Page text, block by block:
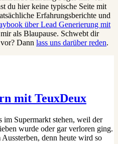
du hier keine typische Seite mit
Erfahrungsberichte und
über Lead Generierung mit
als Blaupause. Schwebt dir
Dann lass uns darüber reden.
mit TeuxDeux
im Supermarkt stehen, weil der
wurde oder gar verloren ging.
denn heute wird so